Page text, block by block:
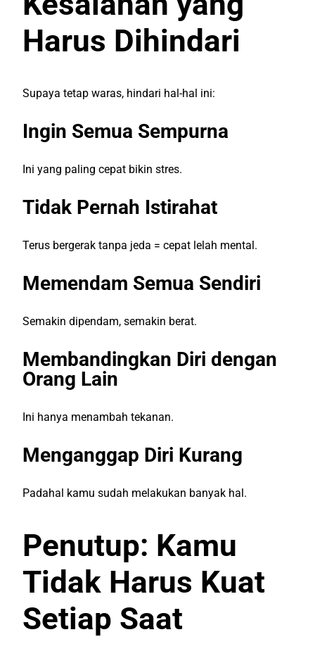
Harus Dihindari
Supaya tetap waras, hindari hal-hal ini:
Ingin Semua Sempurna
Ini yang paling cepat bikin stres.
Tidak Pernah Istirahat
Terus bergerak tanpa jeda = cepat lelah mental.
Memendam Semua Sendiri
Semakin dipendam, semakin berat.
Membandingkan Diri dengan
Orang Lain
Ini hanya menambah tekanan.
Menganggap Diri Kurang
Padahal kamu sudah melakukan banyak hal.
Penutup: Kamu
Tidak Harus Kuat
Setiap Saat